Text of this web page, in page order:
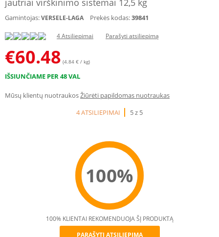
jautriai virškinimo sistemai 12,5 kg
Gamintojas:VERSELE-LAGA Prekės kodas:39841
4 Atsiliepimai Parašyti atsiliepimą
€60.48 (4.84 € / kg)
IŠSIUNČIAME PER 48 VAL
Mūsų klientų nuotraukosŽiūrėti papildomas nuotraukas
4 ATSILIEPIMAI
5 z 5
100%
100% KLIENTAI REKOMENDUOJA ŠĮ PRODUKTĄ
PARAŠYTI ATSILIEPIMĄ